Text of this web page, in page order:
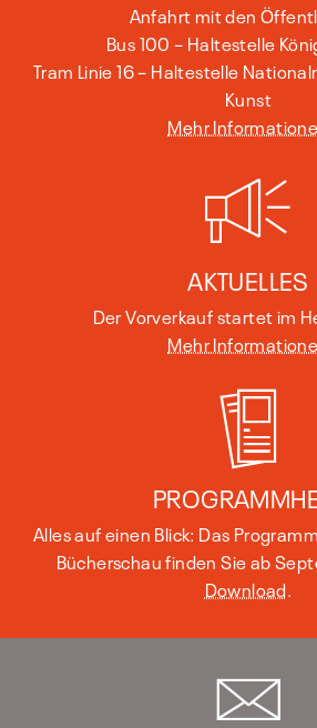
Anfahrt mit den
Bus 100 – Haltestelle
Tram Linie 16 – Haltestelle
Kunst
Mehr
AKTUELLES
Der Vorverkauf startet im
Mehr
Alles auf einen Blick: Das
Bücherschau finden Sie ab
Download.